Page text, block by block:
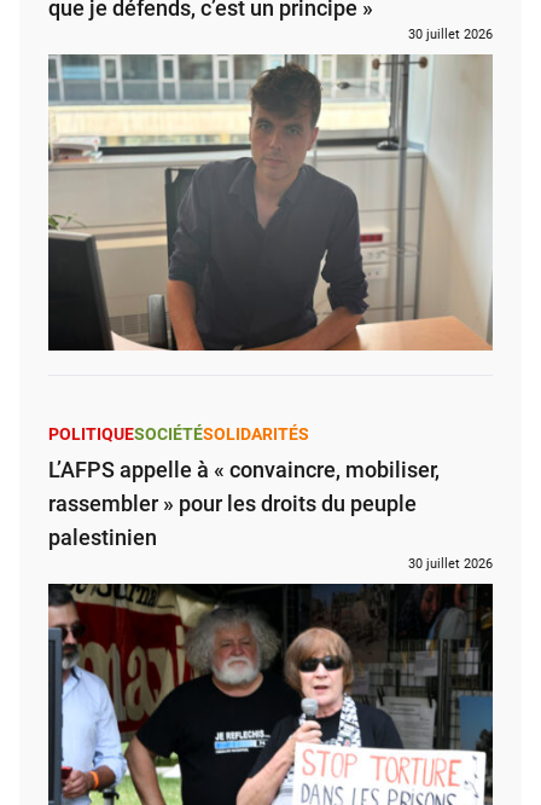
que je défends, c’est un principe »
30 juillet 2026
POLITIQUESOCIÉTÉSOLIDARITÉS
L’AFPS appelle à « convaincre, mobiliser,
rassembler » pour les droits du peuple
palestinien
30 juillet 2026